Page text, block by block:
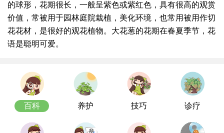
的球形，花期很长，一般呈紫色或紫红色，具有很高的观赏
价值，常被用于园林庭院栽植，美化环境，也常用被用作切
花花材，是很好的观花植物。大花葱的花期在春夏季节，花
语是聪明可爱。
百科 养护 技巧 诊疗